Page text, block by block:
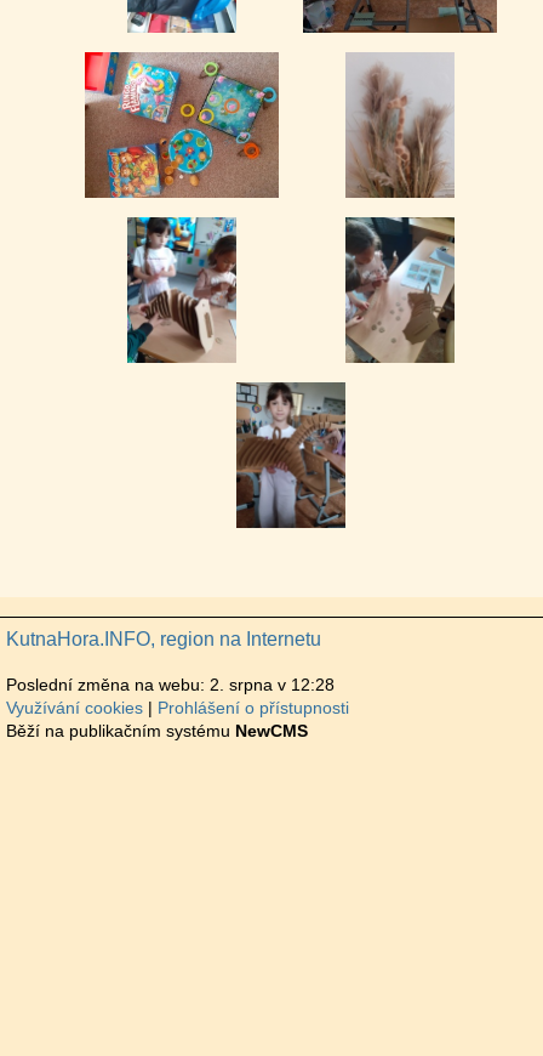
KutnaHora.INFO, region na Internetu
Poslední změna na webu: 2. srpna v 12:28
Využívání cookies
Prohlášení o přístupnosti
Běží na publikačním systému NewCMS